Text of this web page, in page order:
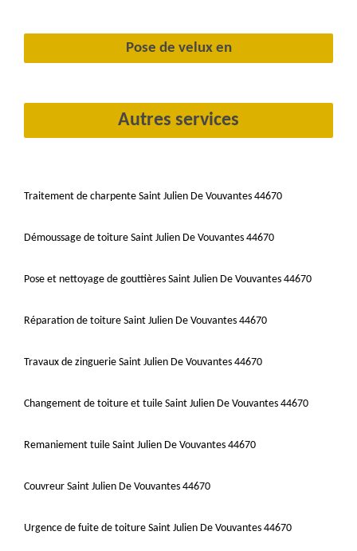
Pose de velux en
Autres services
Traitement de charpente Saint Julien De Vouvantes 44670
Démoussage de toiture Saint Julien De Vouvantes 44670
Pose et nettoyage de gouttières Saint Julien De Vouvantes 44670
Réparation de toiture Saint Julien De Vouvantes 44670
Travaux de zinguerie Saint Julien De Vouvantes 44670
Changement de toiture et tuile Saint Julien De Vouvantes 44670
Remaniement tuile Saint Julien De Vouvantes 44670
Couvreur Saint Julien De Vouvantes 44670
Urgence de fuite de toiture Saint Julien De Vouvantes 44670